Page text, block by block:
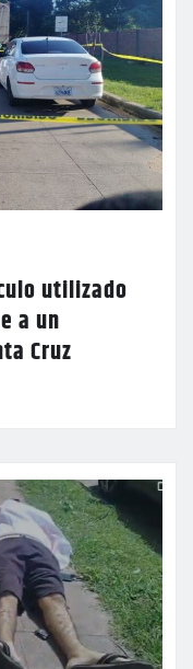
utilizado
a un
Cruz